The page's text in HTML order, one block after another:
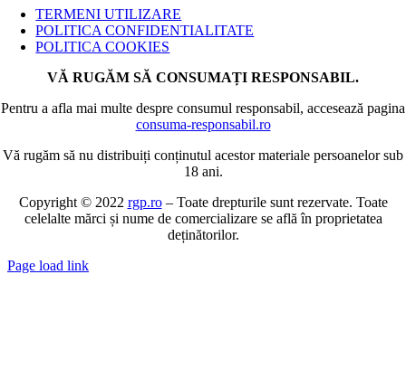
NavigationTERMENI UTILIZARE
POLITICA CONFIDENTIALITATE
POLITICA COOKIES
VĂ RUGĂM SĂ CONSUMAȚI RESPONSABIL.
Pentru a afla mai multe despre consumul responsabil, accesează pagina
consuma-responsabil.ro
Vă rugăm să nu distribuiți conținutul acestor materiale persoanelor sub
18 ani.
Copyright © 2022 rgp.ro– Toate drepturile sunt rezervate. Toate
celelalte mărci și nume de comercializare se află în proprietatea
deținătorilor.
Page load link